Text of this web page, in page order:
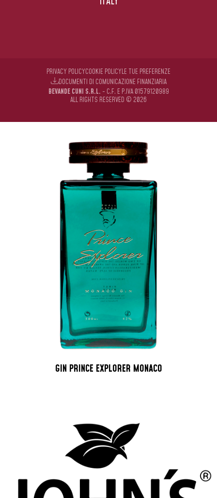
BEVANDE CUNI S.R.L. - C.F. E P.IVA 01579120989
ALL RIGHTS RESERVED © 2026
PRIVACY POLICYCOOKIE POLICYLE TUE PREFERENZE
DOCUMENTI DI COMUNICAZIONE FINANZIARIA
GIN PRINCE EXPLORER MONACO